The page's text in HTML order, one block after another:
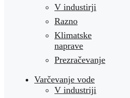
V industirji
Razno
Klimatske
naprave
Prezračevanje
Varčevanje vode
V industriji